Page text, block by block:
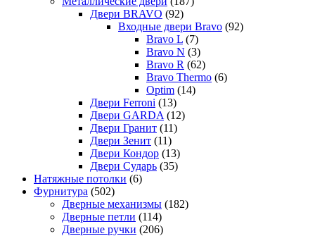
Двери BRAVO (92)
Входные двери Bravo (92)
Bravo L (7)
Bravo N (3)
Bravo R (62)
Bravo Thermo (6)
Optim (14)
Двери Ferroni (13)
Двери GARDA (12)
Двери Гранит (11)
Двери Зенит (11)
Двери Кондор (13)
Двери Сударь (35)
Натяжные потолки (6)
Фурнитура (502)
Дверные механизмы (182)
Дверные петли (114)
Дверные ручки (206)